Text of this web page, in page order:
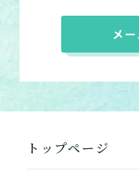
あな
用途やご利用目
要介護認定
要介護１～
けています
ご自宅で生
を使いたい
老人ホーム
現在、日
介護などサ
介護スタッ
たいですか
認知症の
日帰りで
一時的に宿
要支援１～
要介護３～
メ
トップページ